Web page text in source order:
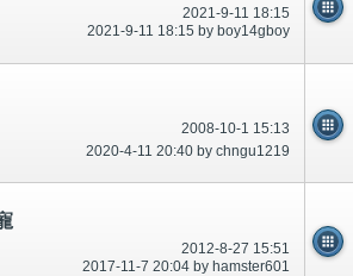
2021-9-11 18:15
2021-9-11 18:15 by boy14gboy
2008-10-1 15:13
2020-4-11 20:40 by chngu1219
2012-8-27 15:51
2017-11-7 20:04 by hamster601